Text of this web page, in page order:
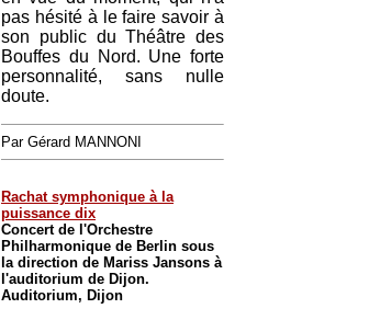
pas hésité à le faire savoir à
son public du Théâtre des
Bouffes du Nord. Une forte
personnalité, sans nulle
doute.
Par Gérard MANNONI
Rachat symphonique à la
puissance dix
Concert de l'Orchestre
Philharmonique de Berlin sous
la direction de Mariss Jansons à
l'auditorium de Dijon.
Auditorium, Dijon